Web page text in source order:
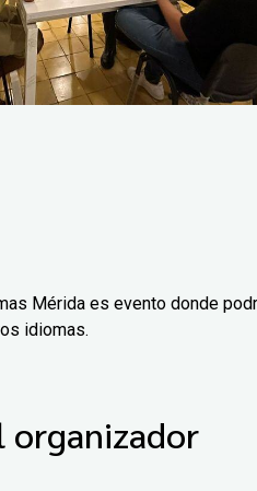
Mérida es evento donde
idiomas.
organizador